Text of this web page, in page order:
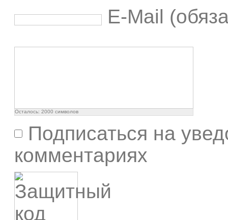
E-Mail
Осталось: 2000 символов
Подписаться на
комментариях